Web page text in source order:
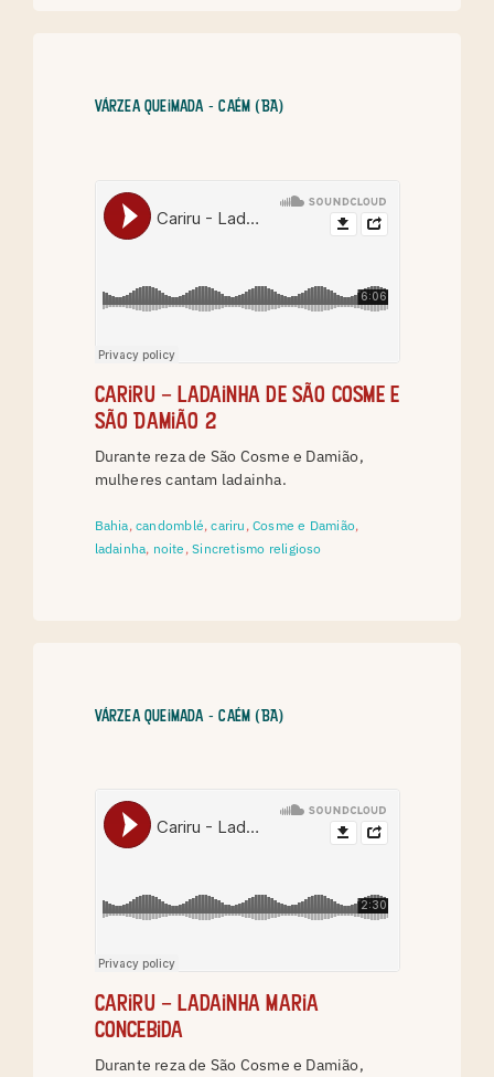
Várzea Queimada - Caém (BA)
Cariru – Ladainha de São Cosme e
São Damião 2
Durante reza de São Cosme e Damião,
mulheres cantam ladainha.
Bahia,candomblé,cariru ,Cosme e Damião,
ladainha, noite ,Sincretismo religioso
Várzea Queimada - Caém (BA)
Cariru – Ladainha Maria
Concebida
Durante reza de São Cosme e Damião,